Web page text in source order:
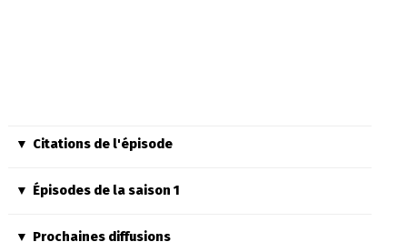
Citations de l'épisode
Épisodes de la saison 1
Prochaines diffusions